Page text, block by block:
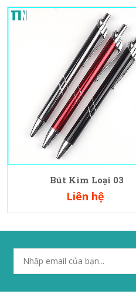
Bút Kim Loại 03
Liên hệ